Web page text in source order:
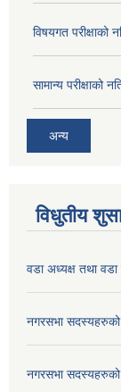
विषयगत
सामान्य परीक्षाको
अन्य
विधुतीय
वडा अध्यक्ष तथा
नगरसभा
नगरसभा